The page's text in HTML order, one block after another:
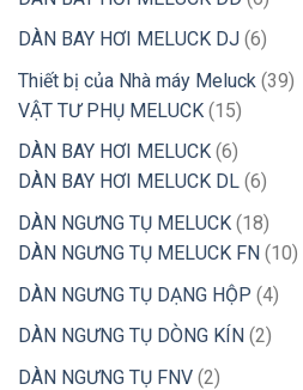
phẩm
sản
phẩm
DÀN BAY HƠI MELUCK DJ 66
sản
phẩm
Thiết bị của Nhà máy Meluck 3939
VẬT TƯ PHỤ MELUCK 1515
sản
phẩm
DÀN BAY HƠI MELUCK 66
sản
phẩm
DÀN BAY HƠI MELUCK DL 66
sản
phẩm
DÀN NGƯNG TỤ MELUCK 1818
sản
phẩm
DÀN NGƯNG TỤ MELUCK FN 1010
DÀN NGƯNG TỤ DẠNG HỘP 44
DÀN NGƯNG TỤ DÒNG KÍN 22
DÀN NGƯNG TỤ FNV 22